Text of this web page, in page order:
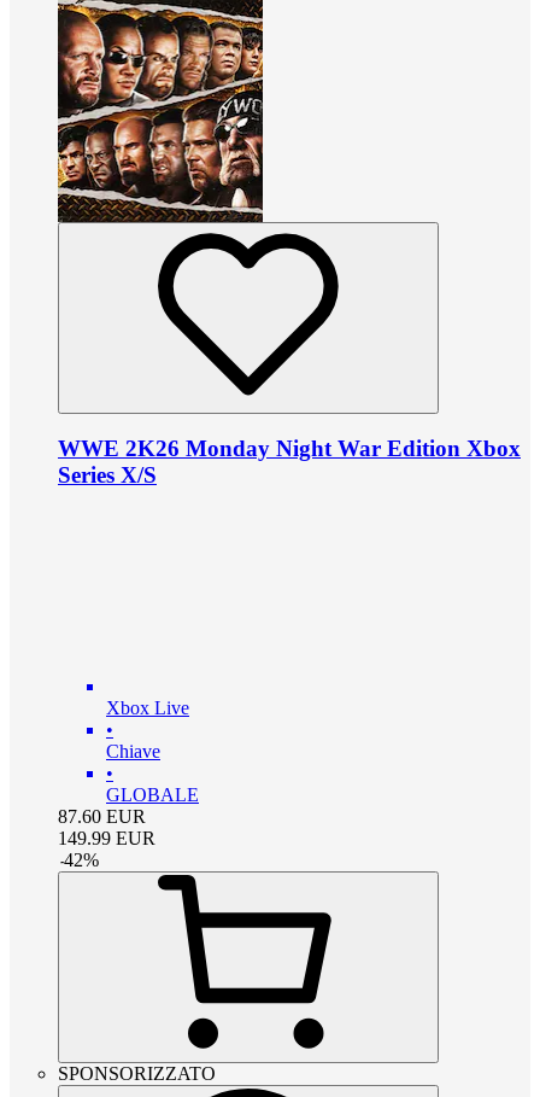
WWE 2K26 Monday Night War Edition Xbox
Series X/S
Xbox Live
•
Chiave
•
GLOBALE
87.60 EUR
149.99 EUR
-42%
SPONSORIZZATO